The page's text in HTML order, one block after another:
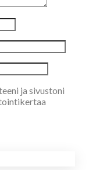
ja sivustoni